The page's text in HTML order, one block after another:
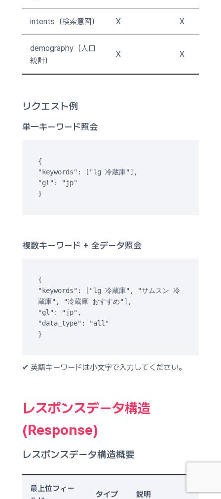
intents（検索意図） X X
demography（人口
統計）
X X
リクエスト例
単一キーワード照会
{
"keywords": ["lg 冷蔵庫"],
"gl": "jp"
}
複数キーワード + 全データ照会
{
"keywords": ["lg 冷蔵庫", "サムスン 冷
蔵庫", "冷蔵庫 おすすめ"],
"gl": "jp",
"data_type": "all"
}
✔ 英語キーワードは小文字で入力してください。
レスポンスデータ構造
(Response)
レスポンスデータ構造概要
最上位フィー
タイプ 説明